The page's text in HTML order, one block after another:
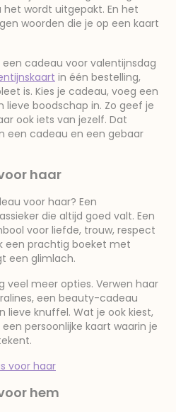
wordt uitgepakt. En het
woorden die je op een kaart
cadeau voor valentijnsdag
in één bestelling,
is. Kies je cadeau, voeg een
boodschap in. Zo geef je
ook iets van jezelf. Dat
een cadeau en een gebaar
haar
voor haar? Een
die altijd goed valt. Een
voor liefde, trouw, respect
een prachtig boeket met
een glimlach.
veel meer opties. Verwen haar
een beauty-cadeau
knuffel. Wat je ook kiest,
persoonlijke kaart waarin je
voor haar
hem